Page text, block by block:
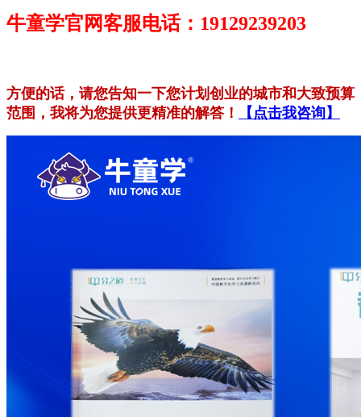
牛童学官网客服电话：19129239203
方便的话，请您告知一下您计划创业的城市和大致预算
范围，我将为您提供更精准的解答！
【点击我咨询】